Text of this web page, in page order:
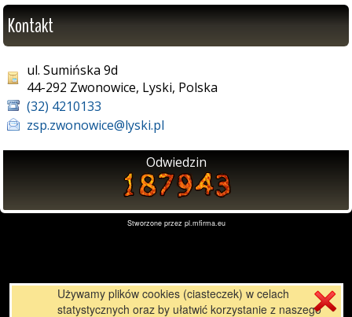
Kontakt
ul. Sumińska 9d
44-292 Zwonowice, Lyski, Polska
(32) 4210133
zsp.zwonowice@lyski.pl
Odwiedzin
Stworzone przez pl.mfirma.eu
Używamy plików cookies (ciasteczek) w celach
statystycznych oraz by ułatwić korzystanie z naszego